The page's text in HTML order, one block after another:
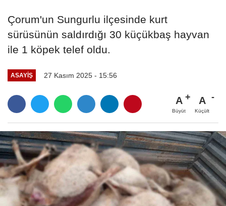
Çorum'un Sungurlu ilçesinde kurt
sürüsünün saldırdığı 30 küçükbaş hayvan
ile 1 köpek telef oldu.
ASAYIŞ 27 Kasım 2025 - 15:56
A
Büyüt
A
Küçült